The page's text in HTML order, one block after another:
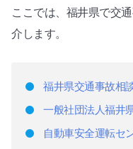
ここでは、福井県で交
介します。
福井県交通事故相
一般社団法人福井
自動車安全運転セ